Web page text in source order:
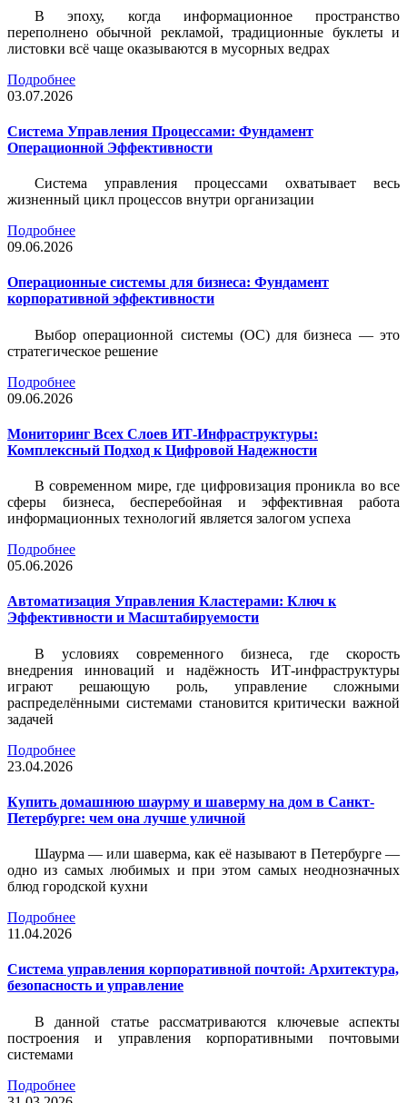
В эпоху, когда информационное пространство
переполнено обычной рекламой, традиционные буклеты и
листовки всё чаще оказываются в мусорных ведрах
Подробнее
03.07.2026
Система Управления Процессами: Фундамент
Операционной Эффективности
Система управления процессами охватывает весь
жизненный цикл процессов внутри организации
Подробнее
09.06.2026
Операционные системы для бизнеса: Фундамент
корпоративной эффективности
Выбор операционной системы (ОС) для бизнеса — это
стратегическое решение
Подробнее
09.06.2026
Мониторинг Всех Слоев ИТ-Инфраструктуры:
Комплексный Подход к Цифровой Надежности
В современном мире, где цифровизация проникла во все
сферы бизнеса, бесперебойная и эффективная работа
информационных технологий является залогом успеха
Подробнее
05.06.2026
Автоматизация Управления Кластерами: Ключ к
Эффективности и Масштабируемости
В условиях современного бизнеса, где скорость
внедрения инноваций и надёжность ИТ-инфраструктуры
играют решающую роль, управление сложными
распределёнными системами становится критически важной
задачей
Подробнее
23.04.2026
Купить домашнюю шаурму и шаверму на дом в Санкт-
Петербурге: чем она лучше уличной
Шаурма — или шаверма, как её называют в Петербурге —
одно из самых любимых и при этом самых неоднозначных
блюд городской кухни
Подробнее
11.04.2026
Система управления корпоративной почтой: Архитектура,
безопасность и управление
В данной статье рассматриваются ключевые аспекты
построения и управления корпоративными почтовыми
системами
Подробнее